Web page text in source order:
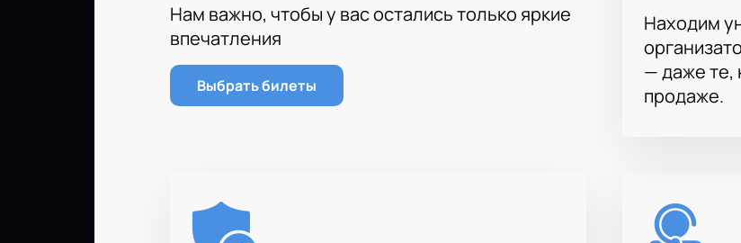
Нам важно, чтобы у вас остались только яркие
впечатления
Выбрать билеты
Находим
— даже те,
продаже.